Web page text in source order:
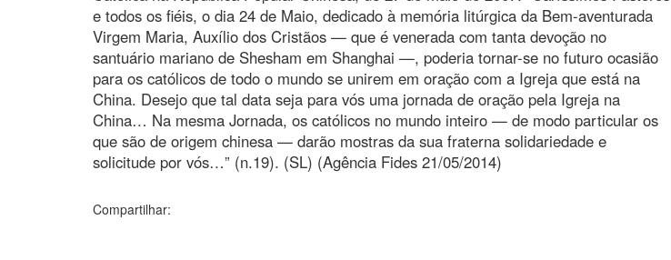
e todos os fiéis, o dia 24 de Maio, dedicado à memória litúrgica da Bem-aventurada
Virgem Maria, Auxílio dos Cristãos — que é venerada com tanta devoção no
santuário mariano de Shesham em Shanghai —, poderia tornar-se no futuro ocasião
para os católicos de todo o mundo se unirem em oração com a Igreja que está na
China. Desejo que tal data seja para vós uma jornada de oração pela Igreja na
China… Na mesma Jornada, os católicos no mundo inteiro — de modo particular os
que são de origem chinesa — darão mostras da sua fraterna solidariedade e
solicitude por vós…” (n.19). (SL) (Agência Fides 21/05/2014)
Compartilhar: